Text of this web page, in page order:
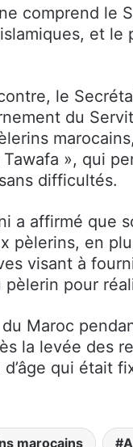
comprend le
et le
le
du
Tawafa », qui
difficultés.
a affirmé que
pèlerins, en
visant à
pour
Maroc
la levée des
qui était
marocains